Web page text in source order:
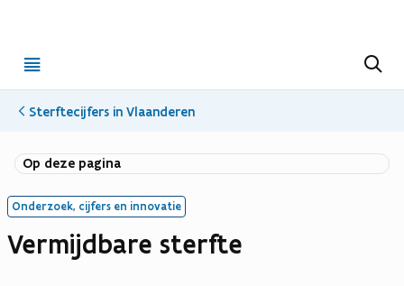
menu
Sterftecijfers in Vlaanderen
Op deze pagina
Onderzoek, cijfers en innovatie
Vermijdbare sterfte